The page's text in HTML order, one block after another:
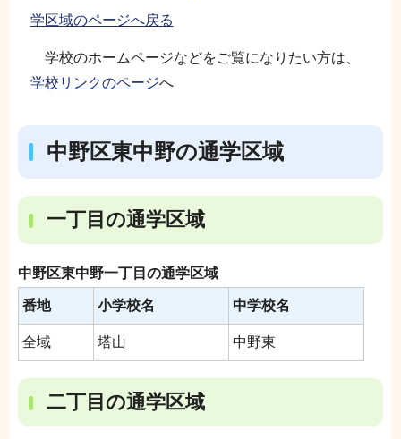
学区域のページへ戻る
学校のホームページなどをご覧になりたい方は、
学校リンクのページへ
中野区東中野の通学区域
一丁目の通学区域
中野区東中野一丁目の通学区域
番地 小学校名 中学校名
全域 塔山 中野東
二丁目の通学区域